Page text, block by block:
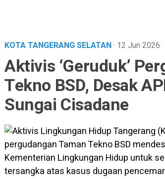
KOTA TANGERANG SELATAN· 12 Jun 2026 ·
Aktivis ‘Geruduk’
Tekno BSD, Desak
Sungai Cisadane